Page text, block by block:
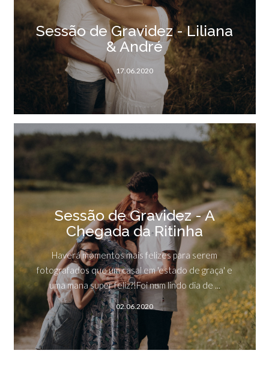
Sessão de Gravidez - Liliana
& André
17.06.2020
Sessão de Gravidez - A
Chegada da Ritinha
Haverá momentos mais felizes para serem
fotografados que um casal em 'estado de graça' e
uma mana super feliz?!Foi num lindo dia de ...
02.06.2020